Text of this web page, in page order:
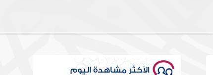
الأكثر مشاهدة اليوم